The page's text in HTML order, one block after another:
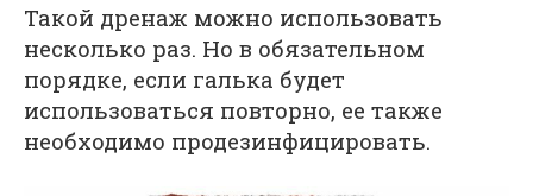
Такой дренаж можно использовать
несколько раз. Но в обязательном
порядке, если галька будет
использоваться повторно, ее также
необходимо продезинфицировать.